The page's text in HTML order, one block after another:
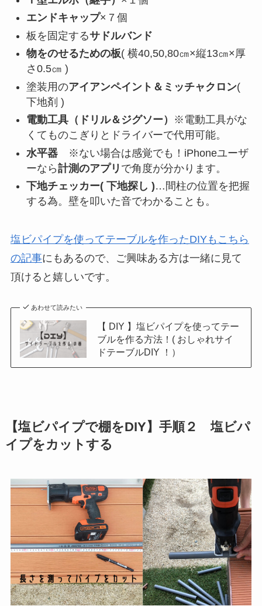
エンドキャップ×７個
板を固定するサドルバンド
物をのせるための板( 横40,50,80㎝×縦13㎝×厚
さ0.5㎝ )
塗装用のアイアンペイント＆ミッチャクロン(
下地剤 )
電動工具（ドリル＆ジグソー）
※電動工具がな
くてものこぎりとドライバーで代用可能。
水平器※ない場合は感覚でも！iPhoneユーザ
ーなら計測のアプリ で角度が分かります。
下地チェッカー( 下地探し )…間柱の位置を把握
する為。壁を叩いた音でわかることも。
塩ビパイプを使ってテーブルを作ったDIYもこちら
の記事にもあるので、ご興味ある方は一緒に見て
頂けると嬉しいです。
あわせて読みたい
【 DIY 】塩ビパイプを使ってテー
ブルを作る方法！( おしゃれサイ
ドテーブルDIY ！）
【塩ビパイプで棚をDIY】手順２ 塩ビパ
イプをカットする